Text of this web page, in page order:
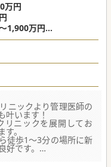
万円
1,900万円
2,200万円
円のベースアップ
ニックより管理医師の
叶います！
ニックを展開してお
。
徒歩1～3分の場所に新
です。